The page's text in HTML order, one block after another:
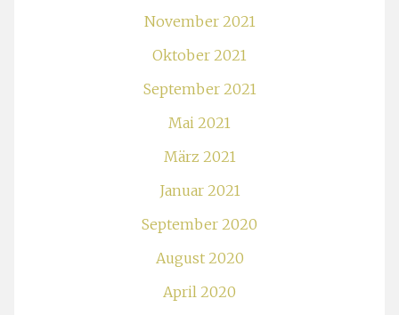
November 2021
Oktober 2021
September 2021
Mai 2021
März 2021
Januar 2021
September 2020
August 2020
April 2020